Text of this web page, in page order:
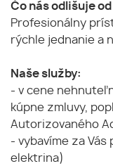
Čo nás odlišuje
Profesionálny
rýchle jednanie a
Naše služby:
- v cene
kúpne zmluvy,
Autorizovaného
- vybavíme za
elektrina)